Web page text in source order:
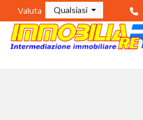
Valuta Qualsiasi